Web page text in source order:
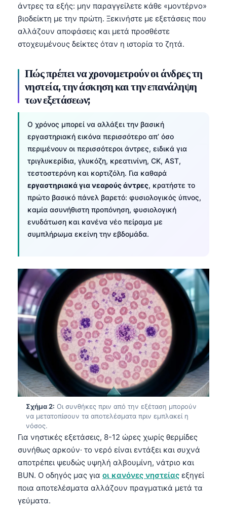
άντρες τα εξής: μην παραγγείλετε κάθε «μοντέρνο»
βιοδείκτη με την πρώτη. Ξεκινήστε με εξετάσεις που
αλλάζουν αποφάσεις και μετά προσθέστε
στοχευμένους δείκτες όταν η ιστορία το ζητά.
Πώς πρέπει να χρονομετρούν οι άνδρες τη
νηστεία, την άσκηση και την επανάληψη
των εξετάσεων;
Ο χρόνος μπορεί να αλλάξει την βασική
εργαστηριακή εικόνα περισσότερο απ’ όσο
περιμένουν οι περισσότεροι άντρες, ειδικά για
τριγλυκερίδια, γλυκόζη, κρεατινίνη, CK, AST,
τεστοστερόνη και κορτιζόλη. Για καθαρά
εργαστηριακά για νεαρούς άντρες, κρατήστε το
πρώτο βασικό πάνελ βαρετό: φυσιολογικός ύπνος,
καμία ασυνήθιστη προπόνηση, φυσιολογική
ενυδάτωση και κανένα νέο πείραμα με
συμπλήρωμα εκείνη την εβδομάδα.
Σχήμα 2: Οι συνθήκες πριν από την εξέταση μπορούν
να μετατοπίσουν τα αποτελέσματα πριν εμπλακεί η
νόσος.
Για νηστικές εξετάσεις, 8-12 ώρες χωρίς θερμίδες
συνήθως αρκούν· το νερό είναι εντάξει και συχνά
αποτρέπει ψευδώς υψηλή αλβουμίνη, νάτριο και
BUN. Ο οδηγός μας για οι κανόνες νηστείας εξηγεί
ποια αποτελέσματα αλλάζουν πραγματικά μετά τα
γεύματα.